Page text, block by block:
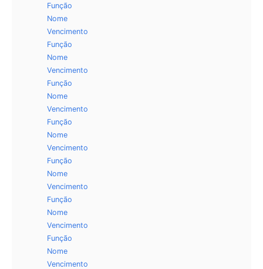
Função
Nome
Vencimento
Função
Nome
Vencimento
Função
Nome
Vencimento
Função
Nome
Vencimento
Função
Nome
Vencimento
Função
Nome
Vencimento
Função
Nome
Vencimento